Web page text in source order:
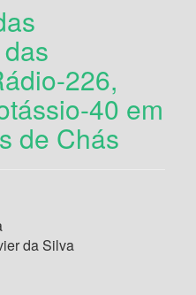
226,
40 em
de Chás
da Silva